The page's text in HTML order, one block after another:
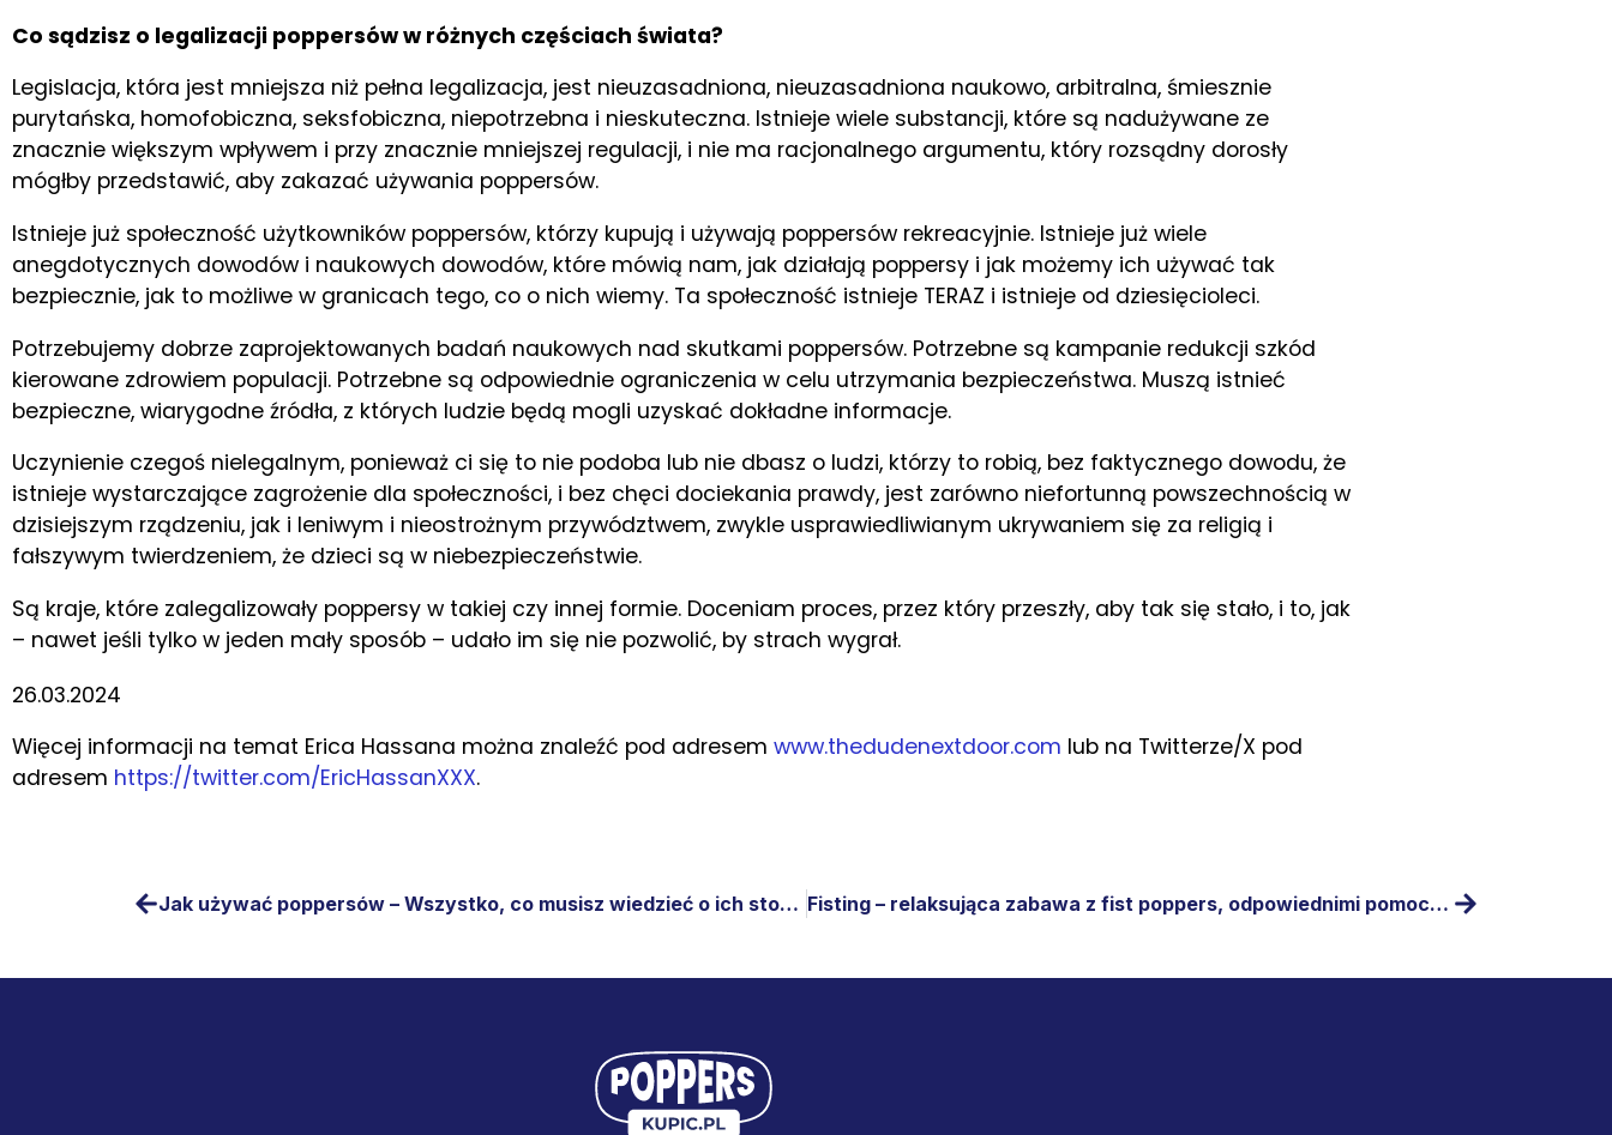
Co sądzisz o legalizacji poppersów w różnych częściach świata?
Legislacja, która jest mniejsza niż pełna legalizacja, jest nieuzasadniona, nieuzasadniona naukowo, arbitralna, śmiesznie
purytańska, homofobiczna, seksfobiczna, niepotrzebna i nieskuteczna. Istnieje wiele substancji, które są nadużywane ze
znacznie większym wpływem i przy znacznie mniejszej regulacji, i nie ma racjonalnego argumentu, który rozsądny dorosły
mógłby przedstawić, aby zakazać używania poppersów.
Istnieje już społeczność użytkowników poppersów, którzy kupują i używają poppersów rekreacyjnie. Istnieje już wiele
anegdotycznych dowodów i naukowych dowodów, które mówią nam, jak działają poppersy i jak możemy ich używać tak
bezpiecznie, jak to możliwe w granicach tego, co o nich wiemy. Ta społeczność istnieje TERAZ i istnieje od dziesięcioleci.
Potrzebujemy dobrze zaprojektowanych badań naukowych nad skutkami poppersów. Potrzebne są kampanie redukcji szkód
kierowane zdrowiem populacji. Potrzebne są odpowiednie ograniczenia w celu utrzymania bezpieczeństwa. Muszą istnieć
bezpieczne, wiarygodne źródła, z których ludzie będą mogli uzyskać dokładne informacje.
Uczynienie czegoś nielegalnym, ponieważ ci się to nie podoba lub nie dbasz o ludzi, którzy to robią, bez faktycznego dowodu, że
istnieje wystarczające zagrożenie dla społeczności, i bez chęci dociekania prawdy, jest zarówno niefortunną powszechnością w
dzisiejszym rządzeniu, jak i leniwym i nieostrożnym przywództwem, zwykle usprawiedliwianym ukrywaniem się za religią i
fałszywym twierdzeniem, że dzieci są w niebezpieczeństwie.
Są kraje, które zalegalizowały poppersy w takiej czy innej formie. Doceniam proces, przez który przeszły, aby tak się stało, i to, jak
– nawet jeśli tylko w jeden mały sposób – udało im się nie pozwolić, by strach wygrał.
26.03.2024
Więcej informacji na temat Erica Hassana można znaleźć pod adresem www.thedudenextdoor.com lub na Twitterze/X pod
adresem https://twitter.com/EricHassanXXX.
Jak używać poppersów – Wszystko, co musisz wiedzieć o ich stosowaniu Fisting – relaksująca zabawa z fist poppers, odpowiednimi pomocami i ekscytującymi zabawkami do fistingu